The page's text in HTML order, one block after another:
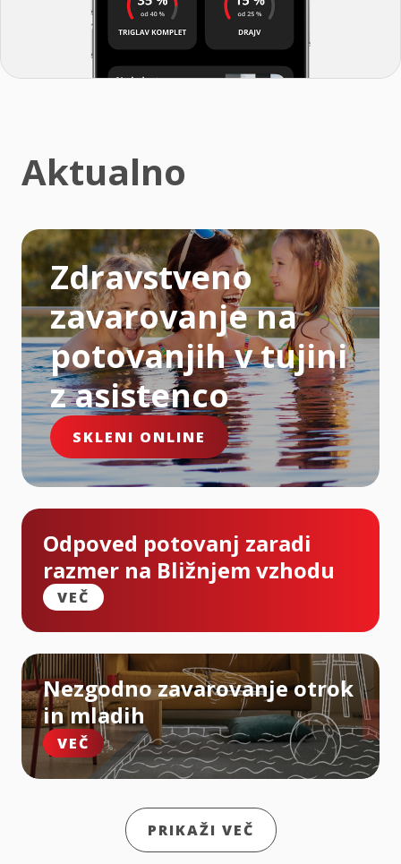
Aktualno
Zdravstveno
zavarovanje na
potovanjih v tujini
z asistenco
SKLENI ONLINE
Odpoved potovanj zaradi
razmer na Bližnjem vzhodu
VEČ
Nezgodno zavarovanje otrok
in mladih
VEČ
PRIKAŽI VEČ